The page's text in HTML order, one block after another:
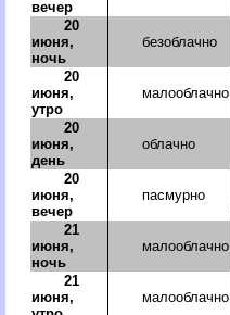
вечер
20
июня,
ночь
безоблачно
20
июня,
утро
малооблачно
20
июня,
день
облачно
20
июня,
вечер
пасмурно
21
июня,
ночь
малооблачно
21
июня,
малооблачно